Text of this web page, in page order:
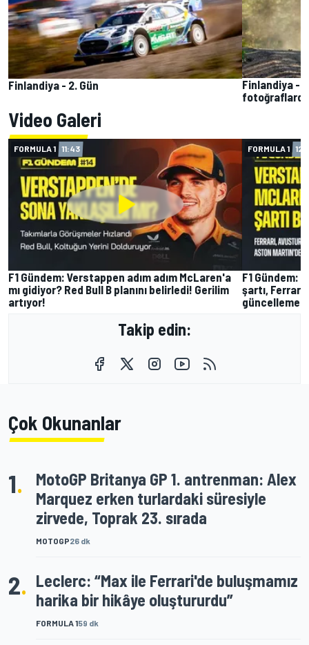
Video Galeri
FORMULA 1 11:43
F1 Gündem: Verstappen adım adım McLaren'a
mı gidiyor? Red Bull B planını belirledi! Gerilim
artıyor!
FORMULA 1
F1 Gündem:
şartı, Ferrari
güncelleme!
Finlandiya - 2. Gün
Finlandiya -
Takip edin:
Çok Okunanlar
1.
MOTOGP26 dk
MotoGP Britanya GP 1. antrenman: Alex
Marquez erken turlardaki süresiyle
zirvede, Toprak 23. sırada
2.
FORMULA 159 dk
Leclerc: “Max ile Ferrari'de buluşmamız
harika bir hikâye oluştururdu”